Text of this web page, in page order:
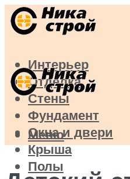
Интерьер
Отделка
Стены
Фундамент
Окна и двери
Крыша
Полы
Меню